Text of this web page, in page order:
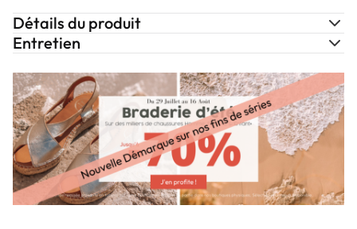
Détails du produit
Entretien